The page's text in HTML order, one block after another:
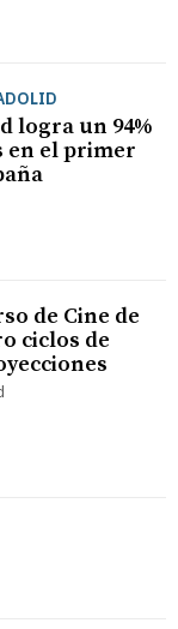
logra un 94%
en el primer
de Cine de
ciclos de